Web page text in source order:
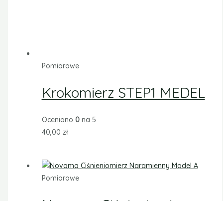
Pomiarowe
Krokomierz STEP1 MEDEL
Oceniono 0na 5
40,00 zł
Pomiarowe